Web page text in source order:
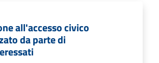
all'accesso civico
da parte di